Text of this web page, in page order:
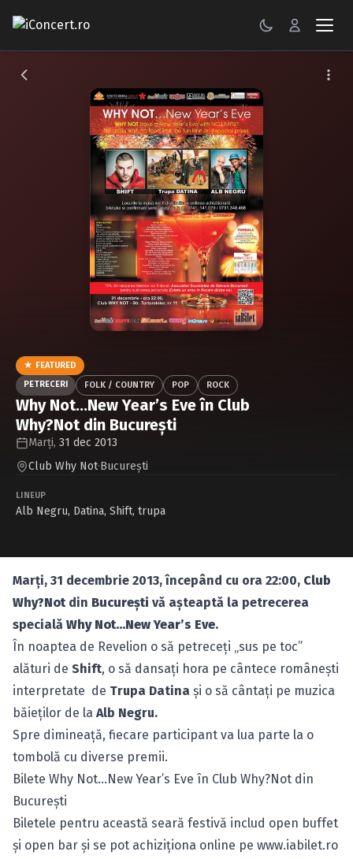
CONCERTE
Caută în site...
★ FEATURED
PETRECERI
FOLK / COUNTRY POP ROCK
Why Not…New Year’s Eve în Club
Why?Not din Bucureşti
Marți, 31 dec 2013
Club Why Not·Bucureşti
LINEUP
Alb Negru, Datina, Shift, trupa
Marţi, 31 decembrie 2013, începând cu ora 22:00, Club
Why?Notdin Bucureşti vă aşteaptă la petrecerea
specială Why Not…New Year’s Eve.
În noaptea de Revelion o să petreceţi „sus pe toc”
alături de Shift, o să dansaţi hora pe cântece româneşti
interpretate de Trupa Datina şi o să cântaţi pe muzica
băieţilor de la Alb Negru.
Spre dimineaţă, fiecare participant va lua parte la o
tombolă cu diverse premii.
Bilete Why Not…New Year’s Eve în Club Why?Not din
Bucureşti
Biletele pentru această seară festivă includ open buffet
şi open bar şi se pot achiziţiona online pe www.iabilet.ro